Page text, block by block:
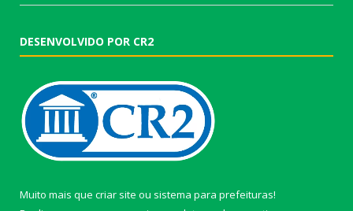
DESENVOLVIDO POR CR2
Muito mais que criar site ou sistema para prefeituras!